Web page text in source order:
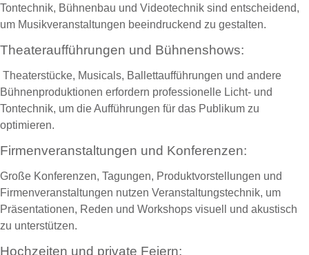
Tontechnik, Bühnenbau und Videotechnik sind entscheidend,
um Musikveranstaltungen beeindruckend zu gestalten.
Theateraufführungen und Bühnenshows:
Theaterstücke, Musicals, Ballettaufführungen und andere
Bühnenproduktionen erfordern professionelle Licht- und
Tontechnik, um die Aufführungen für das Publikum zu
optimieren.
Firmenveranstaltungen und Konferenzen:
Große Konferenzen, Tagungen, Produktvorstellungen und
Firmenveranstaltungen nutzen Veranstaltungstechnik, um
Präsentationen, Reden und Workshops visuell und akustisch
zu unterstützen.
Hochzeiten und private Feiern: